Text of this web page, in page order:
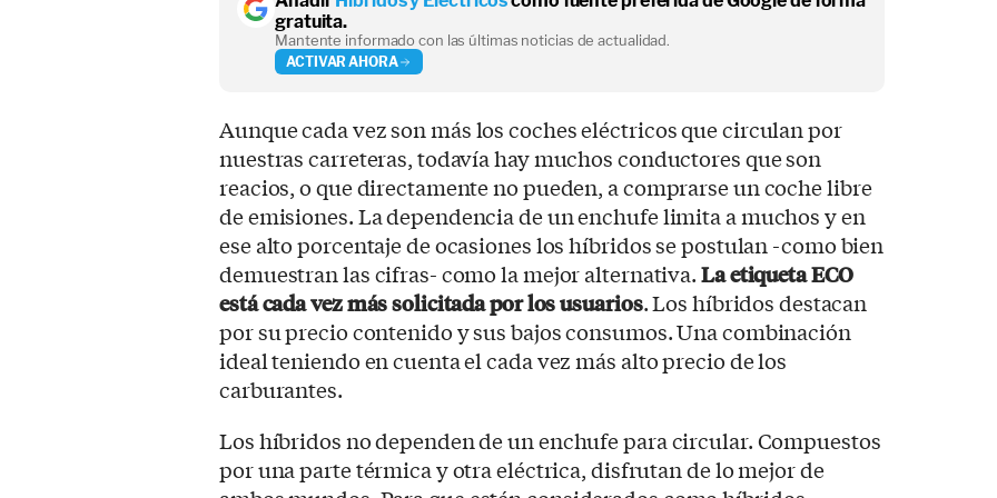
gratuita.
Mantente informado con las últimas noticias de actualidad.
ACTIVAR AHORA
Aunque cada vez son más los coches eléctricos que circulan por
nuestras carreteras, todavía hay muchos conductores que son
reacios, o que directamente no pueden, a comprarse un coche libre
de emisiones. La dependencia de un enchufe limita a muchos y en
ese alto porcentaje de ocasiones los híbridos se postulan -como bien
demuestran las cifras- como la mejor alternativa.La etiqueta ECO
está cada vez más solicitada por los usuarios. Los híbridos destacan
por su precio contenido y sus bajos consumos. Una combinación
ideal teniendo en cuenta el cada vez más alto precio de los
carburantes.
Los híbridos no dependen de un enchufe para circular. Compuestos
por una parte térmica y otra eléctrica, disfrutan de lo mejor de